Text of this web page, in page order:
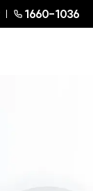
1660-1036